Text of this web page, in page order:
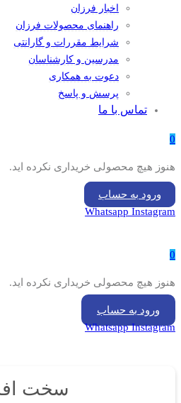
اخبار فرزان
راهنمای محصولات فرزان
شرایط مقررات و گارانتی
مدرسین و کارشناسان
دعوت به همکاری
پرسش و پاسخ
تماس با ما
0
هنوز هیچ محصولی خریداری نکرده اید.
ورود به حساب
Whatsapp Instagram
0
هنوز هیچ محصولی خریداری نکرده اید.
ورود به حساب
Whatsapp Instagram
سخت